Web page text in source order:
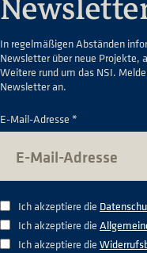
In regelmäßigen Abständen
Newsletter über neue Projekte,
Weitere rund um das NSI.
Newsletter an.
E-Mail-Adresse *
Ich akzeptiere die
Ich akzeptiere die
Ich akzeptiere die